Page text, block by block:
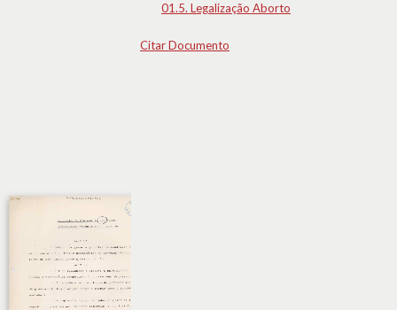
01.5. Legalização Aborto
Citar Documento